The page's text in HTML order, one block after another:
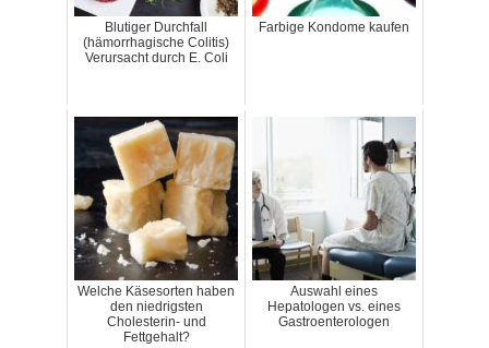
Blutiger Durchfall
(hämorrhagische Colitis)
Verursacht durch E. Coli
Farbige Kondome kaufen
Welche Käsesorten haben
den niedrigsten
Cholesterin- und
Fettgehalt?
Auswahl eines
Hepatologen vs. eines
Gastroenterologen